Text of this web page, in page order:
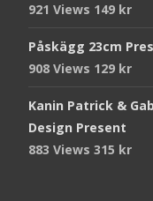
921 Views 149 kr
Påskägg 23cm
908 Views 129 kr
Kanin Patrick &
Design Present
883 Views 315 kr